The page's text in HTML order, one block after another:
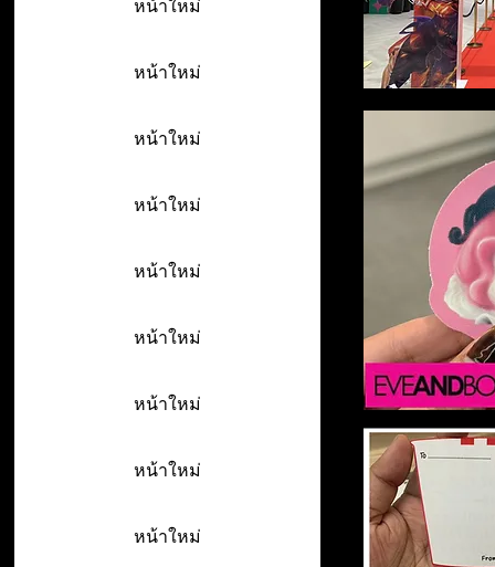
หน้าใหม่
หน้าใหม่
หน้าใหม่
หน้าใหม่
หน้าใหม่
หน้าใหม่
หน้าใหม่
หน้าใหม่
หน้าใหม่